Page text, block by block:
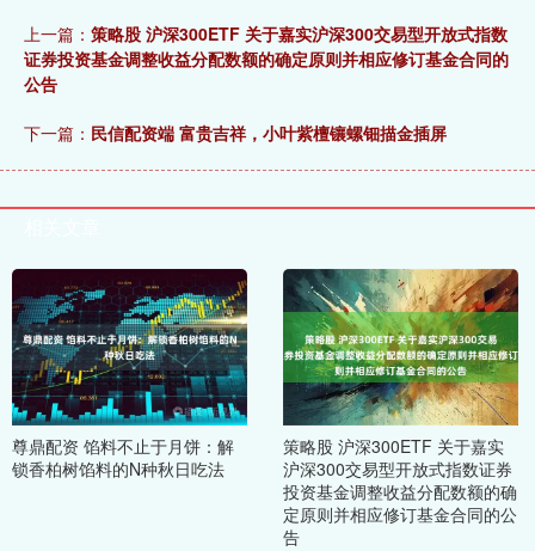
上一篇： 策略股 沪深300ETF 关于嘉实沪深300交易型开放式指数
证券投资基金调整收益分配数额的确定原则并相应修订基金合同的
公告
下一篇： 民信配资端 富贵吉祥，小叶紫檀镶螺钿描金插屏
尊鼎配资 馅料不止于月饼：解
锁香柏树馅料的N种秋日吃法
策略股 沪深300ETF 关于嘉实
沪深300交易型开放式指数证券
投资基金调整收益分配数额的确
定原则并相应修订基金合同的公
告